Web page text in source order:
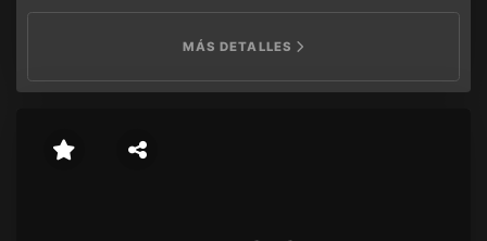
MÁS DETALLES